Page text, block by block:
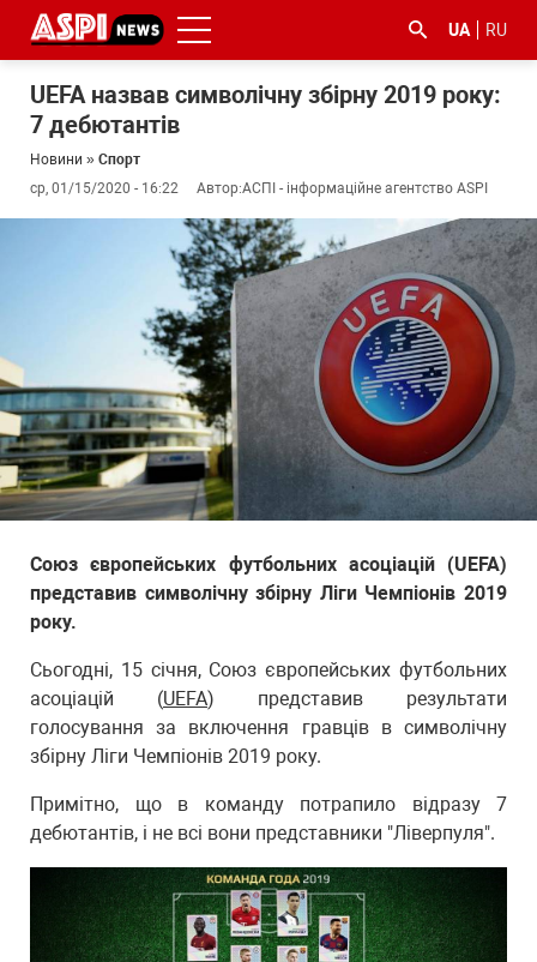
UA RU
UEFA назвав символічну збірну 2019 року:
7 дебютантів
Новини » Спорт
ср, 01/15/2020 - 16:22
Автор:АСПІ - інформаційне агентство ASPI
Союз європейських футбольних асоціацій (UEFA)
представив символічну збірну Ліги Чемпіонів 2019
року.
Сьогодні, 15 січня, Союз європейських футбольних
асоціацій (UEFA) представив результати
голосування за включення гравців в символічну
збірну Ліги Чемпіонів 2019 року.
Примітно, що в команду потрапило відразу 7
дебютантів, і не всі вони представники "Ліверпуля".
корупцією
#ДФС #Київ #коронавірус